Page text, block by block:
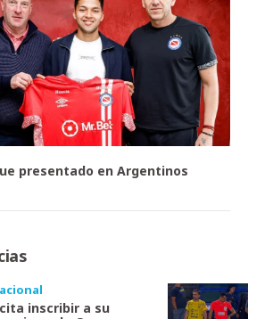
presentado en Argentinos
inscribir a su